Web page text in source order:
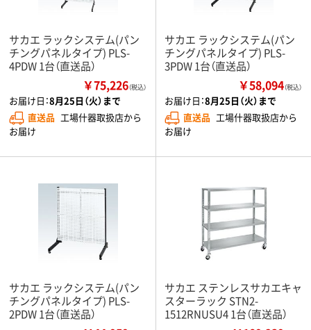
サカエ ラックシステム(パン
チングパネルタイプ) PLS-
4PDW 1台（直送品）
￥75,226（税込）
お届け日：8月25日（火）まで
直送品 工場什器取扱店から
お届け
サカエ ラックシステム(パン
チングパネルタイプ) PLS-
3PDW 1台（直送品）
￥58,094（税込）
お届け日：8月25日（火）まで
直送品 工場什器取扱店から
お届け
サカエ ラックシステム(パン
チングパネルタイプ) PLS-
2PDW 1台（直送品）
サカエ ステンレスサカエキャ
スターラック STN2-
1512RNUSU4 1台（直送品）